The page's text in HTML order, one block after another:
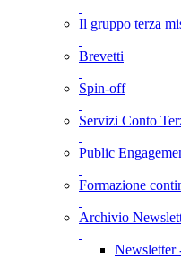
Il gruppo terza
Brevetti
Spin-off
Servizi Conto
Public
Formazione
Archivio
Newsletter